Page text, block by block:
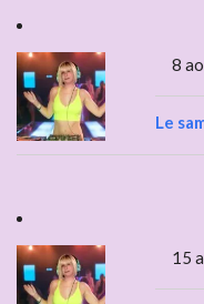
8
Le
15